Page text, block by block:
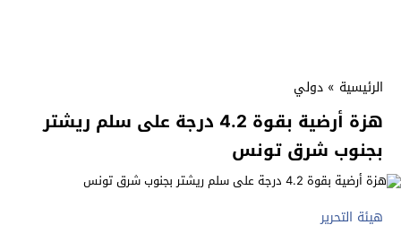
الرئيسية » دولي
هزة أرضية بقوة 4.2 درجة على سلم ريشتر
بجنوب شرق تونس
هيئة التحرير